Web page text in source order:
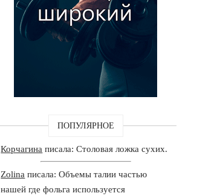
ПОПУЛЯРНОЕ
Корчагина писала: Столовая ложка сухих.
Zolina писала: Объемы талии частью
нашей где фольга используется